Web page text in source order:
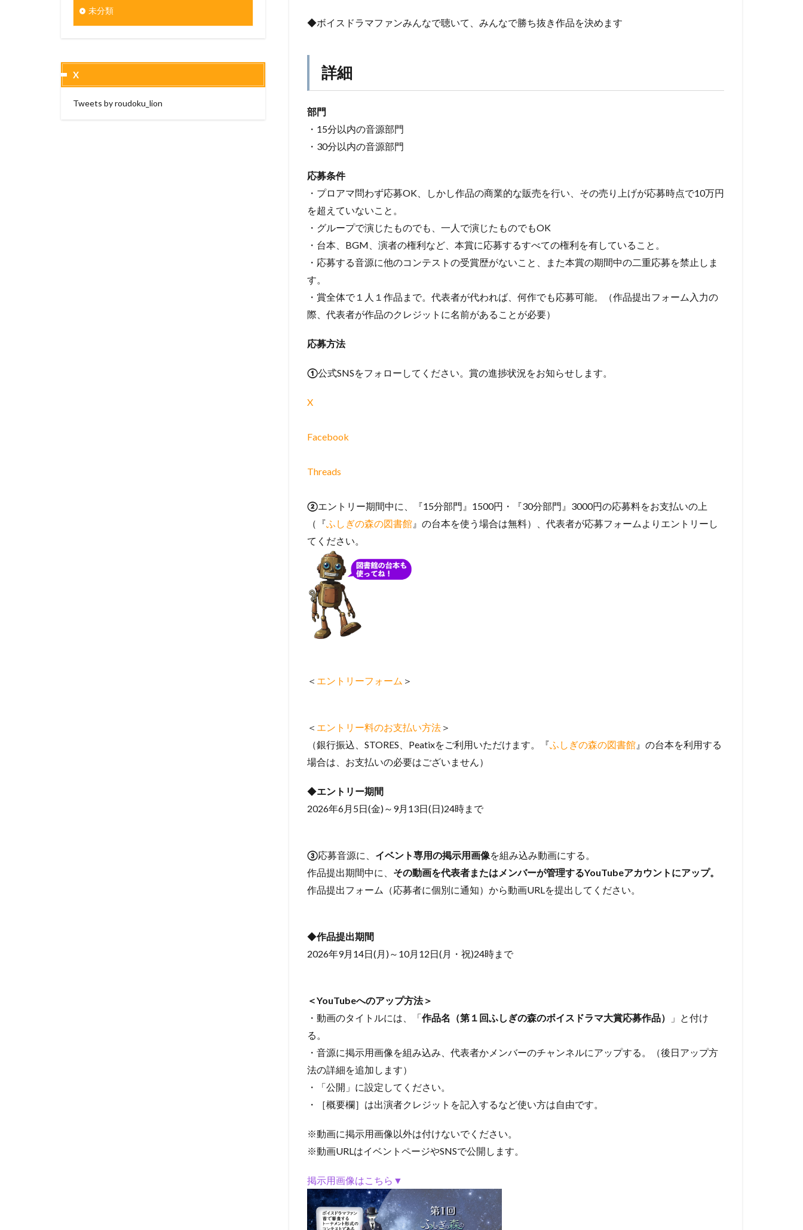
◆ボイスドラマファンみんなで聴いて、みんなで勝ち抜き作品を決めます
詳細
部門
・15分以内の音源部門
・30分以内の音源部門
応募条件
・プロアマ問わず応募OK、しかし作品の商業的な販売を行い、その売り上げが応募時点で10万円
を超えていないこと。
・グループで演じたものでも、一人で演じたものでもOK
・台本、BGM、演者の権利など、本賞に応募するすべての権利を有していること。
・応募する音源に他のコンテストの受賞歴がないこと、また本賞の期間中の二重応募を禁止しま
す。
・賞全体で１人１作品まで。代表者が代われば、何作でも応募可能。（作品提出フォーム入力の
際、代表者が作品のクレジットに名前があることが必要）
応募方法
①公式SNSをフォローしてください。賞の進捗状況をお知らせします。
X
Facebook
Threads
②エントリー期間中に、『15分部門』1500円・『30分部門』3000円の応募料をお支払いの上
（『ふしぎの森の図書館 』の台本を使う場合は無料）、代表者が応募フォームよりエントリーし
てください。
＜ エントリーフォーム ＞
＜ エントリー料のお支払い方法 ＞
（銀行振込、STORES、Peatixをご利用いただけます。『ふしぎの森の図書館 』の台本を利用する
場合は、お支払いの必要はございません）
◆エントリー期間
2026年6月5日(金)～9月13日(日)24時まで
③応募音源に、 イベント専用の掲示用画像を組み込み動画にする。
作品提出期間中に、 その動画を代表者またはメンバーが管理するYouTubeアカウントにアップ。
作品提出フォーム（応募者に個別に通知）から動画URLを提出してください。
◆作品提出期間
2026年9月14日(月)～10月12日(月・祝)24時まで
＜YouTubeへのアップ方法＞
・動画のタイトルには、「作品名（第１回ふしぎの森のボイスドラマ大賞応募作品）
」と付け
る。
・音源に掲示用画像を組み込み、代表者かメンバーのチャンネルにアップする。（後日アップ方
法の詳細を追加します）
・「公開」に設定してください。
・［概要欄］は出演者クレジットを記入するなど使い方は自由です。
※動画に掲示用画像以外は付けないでください。
※動画URLはイベントページやSNSで公開します。
掲示用画像はこちら▼
未分類
X
Tweets by roudoku_lion